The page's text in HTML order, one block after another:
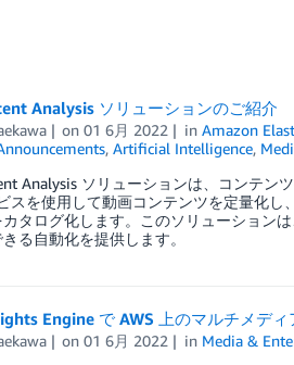
Analysis ソリューションのご紹介
on01 6月 2022 inAmazon
, Artificial Intelligence,
Analysis ソリューションは、コンテン
スを使用して動画コンテンツを定量化
カタログ化します。このソリューション
る自動化を提供します。
Engine で AWS 上のマルチメデ
on01 6月 2022 in Media &